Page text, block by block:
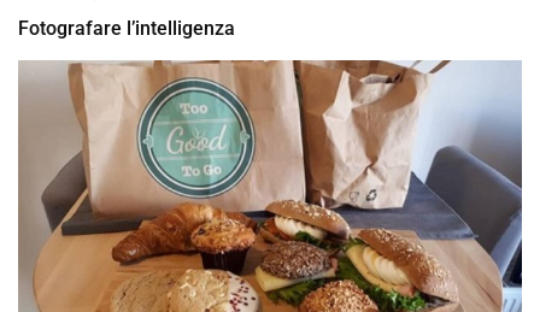
Fotografare l’intelligenza